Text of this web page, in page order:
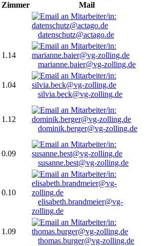
Zimmer
Mail
datenschutz@actago.de
1.14
marianne.baier@vg-zolling.de
1.04
silvia.beck@vg-zolling.de
1.12
dominik.berger@vg-zolling.de
0.09
susanne.best@vg-zolling.de
0.10
elisabeth.brandmeier@vg-
zolling.de
1.09
thomas.burger@vg-zolling.de